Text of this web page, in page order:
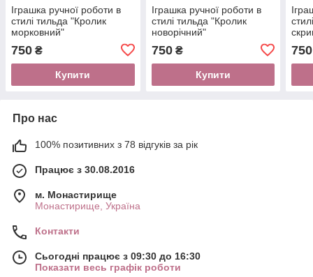
Іграшка ручної роботи в
стилі тильда "Кролик
морковний"
750 ₴
Купити
Іграшка ручної роботи в
стилі тильда "Кролик
новорічний"
750₴
Купити
750
Про нас
100% позитивних з 78 відгуків за рік
Працює з 30.08.2016
м. Монастирище
Монастирище, Україна
Контакти
Сьогодні працює з 09:30 до 16:30
Показати весь графік роботи